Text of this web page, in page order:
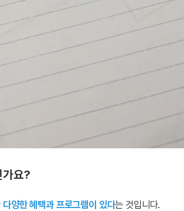
가요?
양한 혜택과 프로그램이 있다는 것입니다.